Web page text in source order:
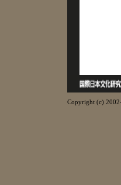
Copyright (c)